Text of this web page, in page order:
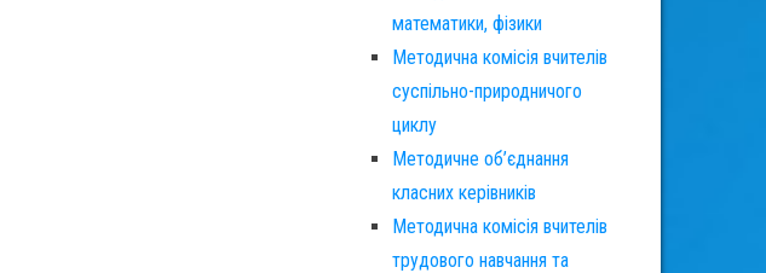
математики, фізики
Методична комісія вчителів
суспільно-природничого
циклу
Методичне об’єднання
класних керівників
Методична комісія вчителів
трудового навчання та